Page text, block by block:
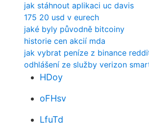
jak stáhnout aplikaci uc davis
175 20 usd v eurech
jaké byly původně bitcoiny
historie cen akcií mda
jak vybrat peníze z binance
odhlášení ze služby verizon
HDoy
oFHsv
LfuTd